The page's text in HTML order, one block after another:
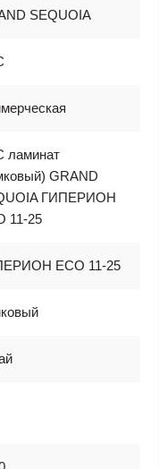
SEQUOIA
ламинат
GRAND
ГИПЕРИОН
11-25
ECO 11-25